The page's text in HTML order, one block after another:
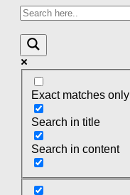
Exact matches only
Search in title
Search in content